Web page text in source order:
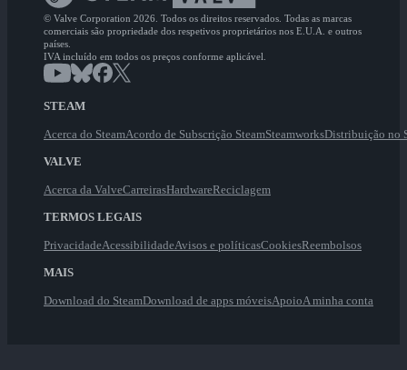
© Valve Corporation 2026. Todos os direitos reservados. Todas as marcas
comerciais são propriedade dos respetivos proprietários nos E.U.A. e outros
países.
IVA incluído em todos os preços conforme aplicável.
STEAM
Acerca do SteamAcordo de Subscrição SteamSteamworksDistribuição no
VALVE
Acerca da ValveCarreirasHardwareReciclagem
TERMOS LEGAIS
PrivacidadeAcessibilidadeAvisos e políticasCookiesReembolsos
MAIS
Download do SteamDownload de apps móveisApoioA minha conta